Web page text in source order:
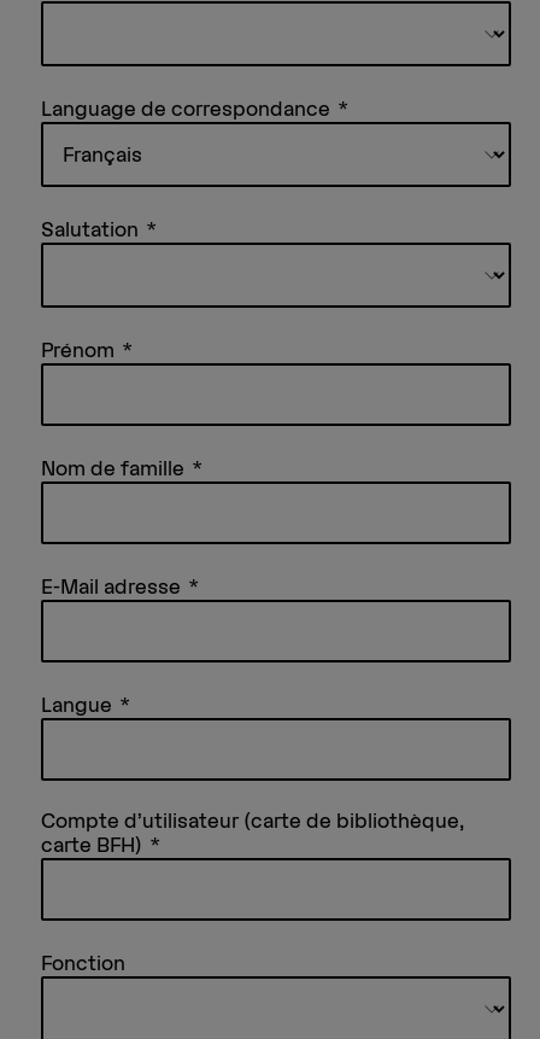
Language de correspondance
Salutation
Prénom
Nom de famille
E-Mail adresse
Langue
Compte d’utilisateur (carte de bibliothèque,
carte BFH)
Fonction